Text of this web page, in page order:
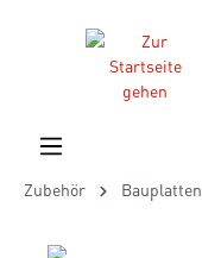
Zubehör Bauplatten